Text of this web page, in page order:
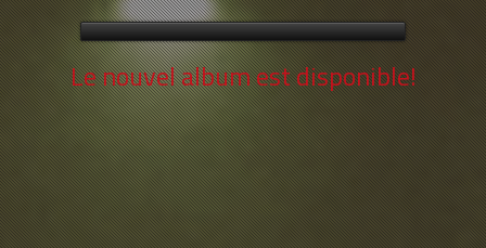
Le nouvel album est disponible!